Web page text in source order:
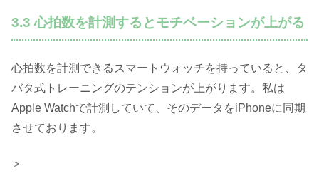
3.3 心拍数を計測するとモチベーションが上がる
心拍数を計測できるスマートウォッチを持っていると、タ
バタ式トレーニングのテンションが上がります。私は
Apple Watchで計測していて、そのデータをiPhoneに同期
させております。
＞